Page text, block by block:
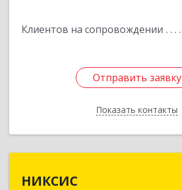
Клиентов на сопровождении
Отправить заявку
Показать контакты
Отправить заявку
Назад
НИКСИС